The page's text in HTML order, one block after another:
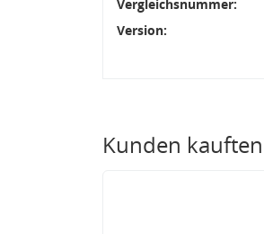
Vergleichsnummer:
Version:
Kunden